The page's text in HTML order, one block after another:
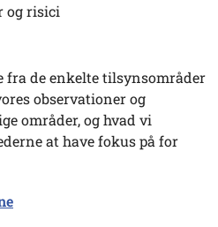
og risici
fra de enkelte tilsynsområder
observationer og
områder, og hvad vi
at have fokus på for